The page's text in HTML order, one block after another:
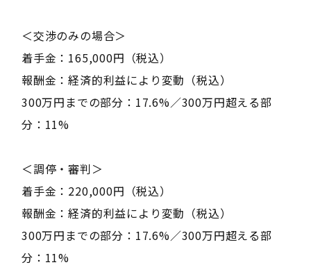
＜交渉のみの場合＞
着手金：165,000円（税込）
報酬金：経済的利益により変動（税込）
300万円までの部分：17.6%／300万円超える部
分：11%
＜調停・審判＞
着手金：220,000円（税込）
報酬金：経済的利益により変動（税込）
300万円までの部分：17.6%／300万円超える部
分：11%